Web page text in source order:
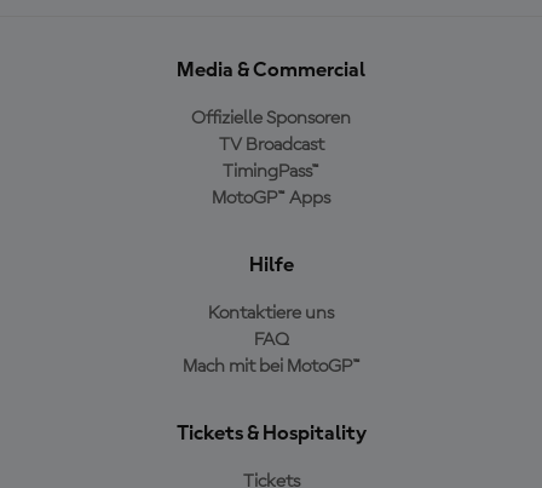
Media & Commercial
Offizielle Sponsoren
TV Broadcast
TimingPass™
MotoGP™ Apps
Hilfe
Kontaktiere uns
FAQ
Mach mit bei MotoGP™
Tickets & Hospitality
Tickets